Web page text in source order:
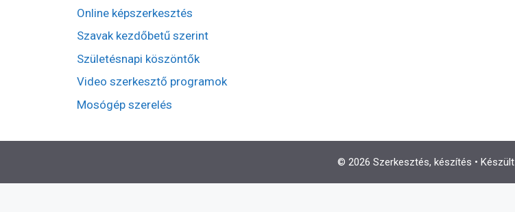
Online képszerkesztés
Szavak kezdőbetű szerint
Születésnapi köszöntők
Video szerkesztő programok
Mosógép szerelés
© 2026 Szerkesztés, készítés • Készült